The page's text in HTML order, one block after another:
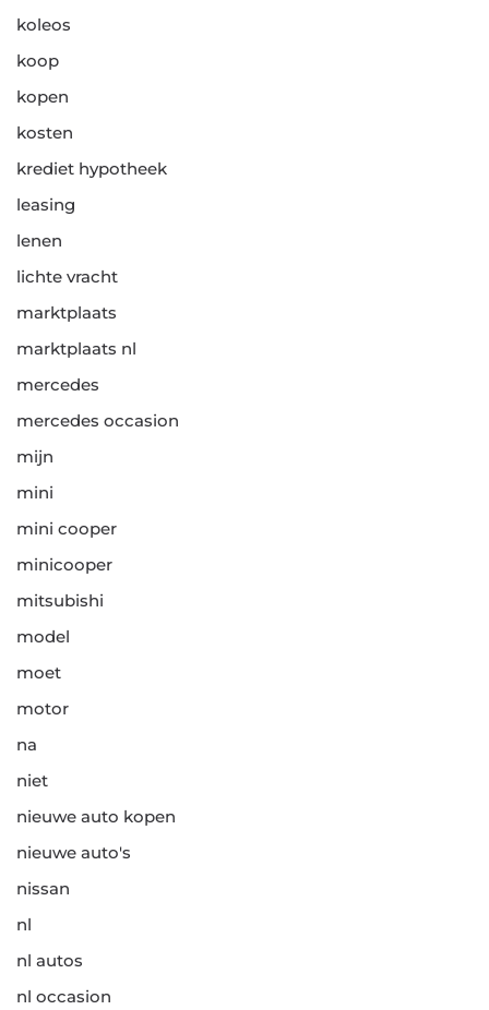
koleos
koop
kopen
kosten
krediet hypotheek
leasing
lenen
lichte vracht
marktplaats
marktplaats nl
mercedes
mercedes occasion
mijn
mini
mini cooper
minicooper
mitsubishi
model
moet
motor
na
niet
nieuwe auto kopen
nieuwe auto's
nissan
nl
nl autos
nl occasion